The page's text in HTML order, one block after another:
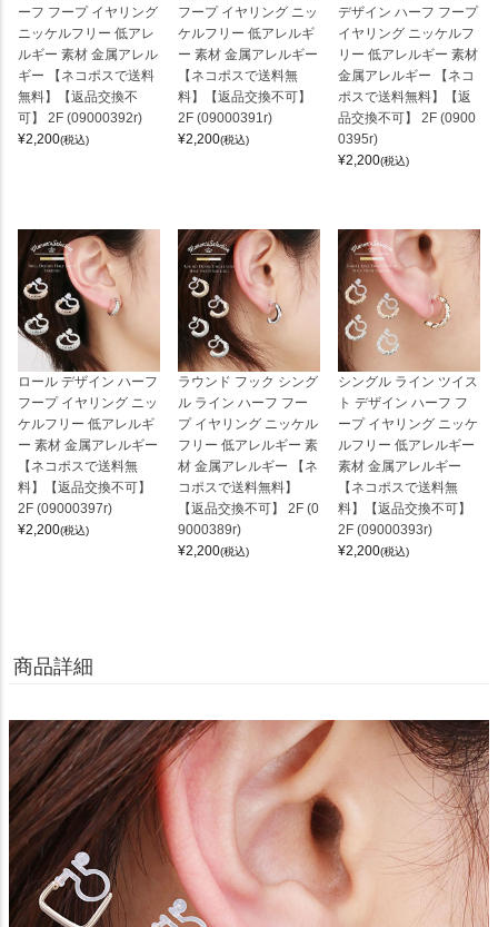
ーフ フープ イヤリング
ニッケルフリー 低アレ
ルギー 素材 金属アレル
ギー 【ネコポスで送料
無料】【返品交換不
可】 2F (09000392r)
¥2,200(税込)
フープ イヤリング ニッ
ケルフリー 低アレルギ
ー 素材 金属アレルギー
【ネコポスで送料無
料】【返品交換不可】
2F (09000391r)
¥2,200(税込)
デザイン ハーフ フープ
イヤリング ニッケルフ
リー 低アレルギー 素材
金属アレルギー 【ネコ
ポスで送料無料】【返
品交換不可】 2F (0900
0395r)
¥2,200(税込)
ロール デザイン ハーフ
フープ イヤリング ニッ
ケルフリー 低アレルギ
ー 素材 金属アレルギー
【ネコポスで送料無
料】【返品交換不可】
2F (09000397r)
¥2,200(税込)
ラウンド フック シング
ル ライン ハーフ フー
プ イヤリング ニッケル
フリー 低アレルギー 素
材 金属アレルギー 【ネ
コポスで送料無料】
【返品交換不可】 2F (0
9000389r)
¥2,200(税込)
シングル ライン ツイス
ト デザイン ハーフ フ
ープ イヤリング ニッケ
ルフリー 低アレルギー
素材 金属アレルギー
【ネコポスで送料無
料】【返品交換不可】
2F (09000393r)
¥2,200(税込)
商品詳細